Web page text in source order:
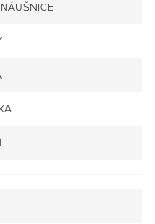
NÁUŠNICE